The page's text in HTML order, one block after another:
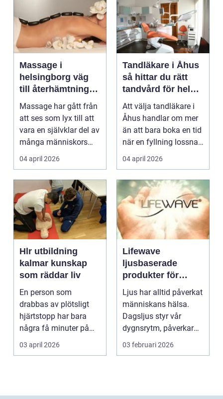
Massage i
helsingborg väg
till återhämtning
och hållbar hälsa
Massage har gått från
att ses som lyx till att
vara en självklar del av
många människors
friskvård. ...
04 april 2026
Tandläkare i Åhus
så hittar du rätt
tandvård för hela
familjen
Att välja tandläkare i
Åhus handlar om mer
än att bara boka en tid
när en fyllning lossnar
eller en ...
04 april 2026
Hlr utbildning
kalmar kunskap
som räddar liv
En person som
drabbas av plötsligt
hjärtstopp har bara
några få minuter på
sig. För varje minut
utan...
03 april 2026
Lifewave
ljusbaserade
produkter för
hälsa och
välbefinnande
Ljus har alltid påverkat
människans hälsa.
Dagsljus styr vår
dygnsrytm, påverkar
humör, sömn och ene...
03 februari 2026